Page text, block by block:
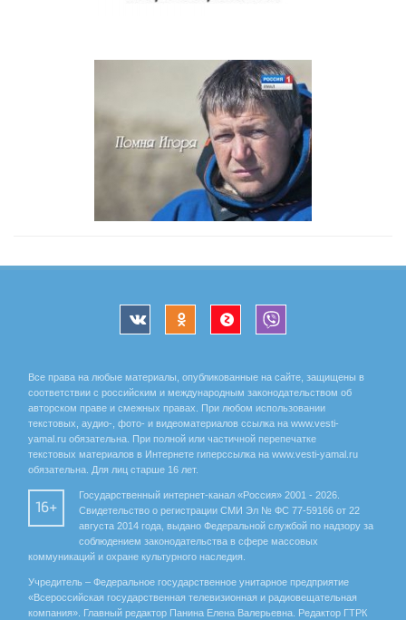
Все права на любые материалы, опубликованные на сайте, защищены в
соответствии с российским и международным законодательством об
авторском праве и смежных правах. При любом использовании
текстовых, аудио-, фото- и видеоматериалов ссылка на www.vesti-
yamal.ru обязательна. При полной или частичной перепечатке
текстовых материалов в Интернете гиперссылка на www.vesti-yamal.ru
обязательна. Для лиц старше 16 лет.
16+
Государственный интернет-канал «Россия» 2001 - 2026.
Свидетельство о регистрации СМИ Эл № ФС 77-59166 от 22
августа 2014 года, выдано Федеральной службой по надзору за
соблюдением законодательства в сфере массовых
коммуникаций и охране культурного наследия.
Учредитель – Федеральное государственное унитарное предприятие
«Всероссийская государственная телевизионная и радиовещательная
компания». Главный редактор Панина Елена Валерьевна. Редактор ГТРК